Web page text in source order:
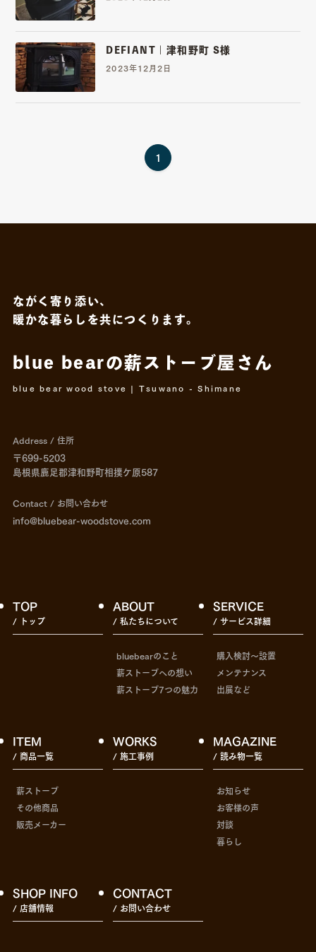
DEFIANT | ​津和野町 S様
2023年12月2日
1
ながく寄り添い、
暖かな暮らしを共につくります。
blue bearの薪ストーブ屋さん
blue bear wood stove | Tsuwano - Shimane
Address / 住所
〒699-5203
島根県鹿足郡津和野町相撲ケ原587
Contact / お問い合わせ
info@bluebear-woodstove.com
TOP
/ トップ
ABOUT
/ 私たちについて
bluebearのこと
薪ストーブへの想い
薪ストーブ7つの魅力
SERVICE
/ サービス詳細
購入検討〜設置
メンテナンス
出展など
ITEM
/ 商品一覧
薪ストーブ
その他商品
販売メーカー
WORKS
/ 施工事例
MAGAZINE
/ 読み物一覧
お知らせ
お客様の声
対談
暮らし
SHOP INFO
/ 店舗情報
CONTACT
/ お問い合わせ